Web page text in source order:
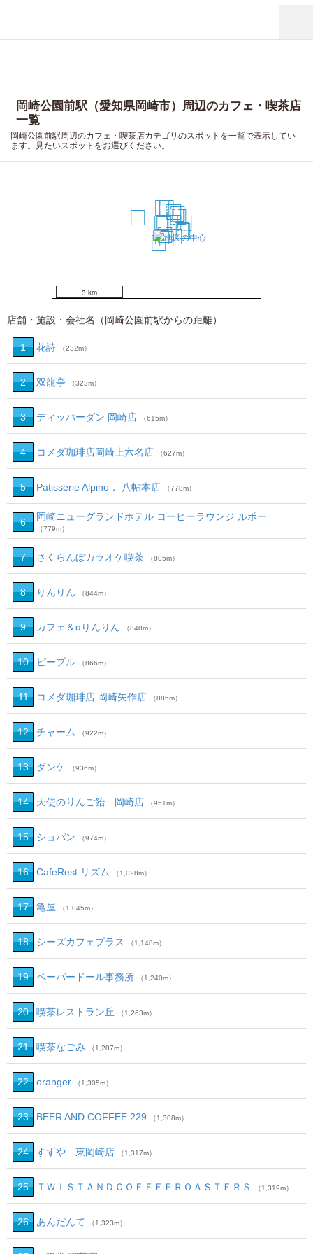
岡崎公園前駅（愛知県岡崎市）周辺のカフェ・喫茶店
一覧
岡崎公園前駅周辺のカフェ・喫茶店カテゴリのスポットを一覧で表示してい
ます。見たいスポットをお選びください。
2
3
4
5
6
7
89
10
12
13
14
15
16
17
18
19
20
3 km
店舗・施設・会社名（岡崎公園前駅からの距離）
1 花詩 （232m）
2 双龍亭 （323m）
3 ディッパーダン 岡崎店 （615m）
4 コメダ珈琲店岡崎上六名店 （627m）
5 Patisserie Alpino． 八帖本店 （778m）
6 岡崎ニューグランドホテル コーヒーラウンジ ルポー
（779m）
7 さくらんぼカラオケ喫茶 （805m）
8 りんりん （844m）
9 カフェ＆αりんりん （848m）
10 ピープル （866m）
11 コメダ珈琲店 岡崎矢作店 （885m）
12 チャーム （922m）
13 ダンケ （936m）
14 天使のりんご飴 岡崎店 （951m）
15 ショパン （974m）
16 CafeRest リズム （1,028m）
17 亀屋 （1,045m）
18 シーズカフェプラス （1,148m）
19 ペーパードール事務所 （1,240m）
20 喫茶レストラン丘 （1,263m）
21 喫茶なごみ （1,287m）
22 oranger （1,305m）
23 BEER AND COFFEE 229 （1,308m）
24 すずや 東岡崎店 （1,317m）
25 ＴＷＩＳＴＡＮＤＣＯＦＦＥＥＲＯＡＳＴＥＲＳ （1,319m）
26 あんだんて （1,323m）